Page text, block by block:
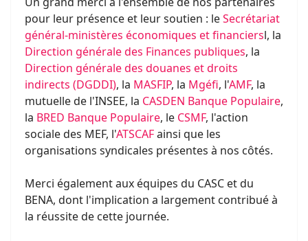
pour leur présence et leur soutien : leSecrétariat
général-ministères économiques et financiersl, la
Direction générale des Finances publiques, la
Direction générale des douanes et droits
indirects (DGDDI), la MASFIP, la Mgéfi, l'AMF, la
mutuelle de l'INSEE, la CASDEN Banque Populaire,
la BRED Banque Populaire, le CSMF, l'action
sociale des MEF, l'ATSCAFainsi que les
organisations syndicales présentes à nos côtés.
Merci également aux équipes du CASC et du
BENA, dont l'implication a largement contribué à
la réussite de cette journée.